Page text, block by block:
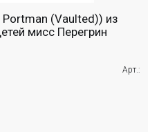
(Vaulted)) из
мисс Перегрин
Арт.: